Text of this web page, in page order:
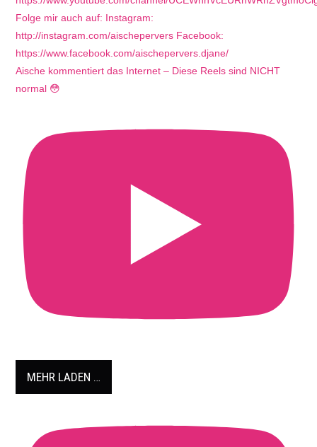
Aische kommentiert das Internet – Diese Reels sind NICHT
normal 😳
MEHR LADEN …